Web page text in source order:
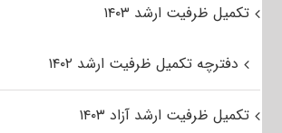
تکمیل ظرفیت ارشد ۱۴۰۳
دفترچه تکمیل ظرفیت ارشد ۱۴۰۲
تکمیل ظرفیت ارشد آزاد ۱۴۰۳